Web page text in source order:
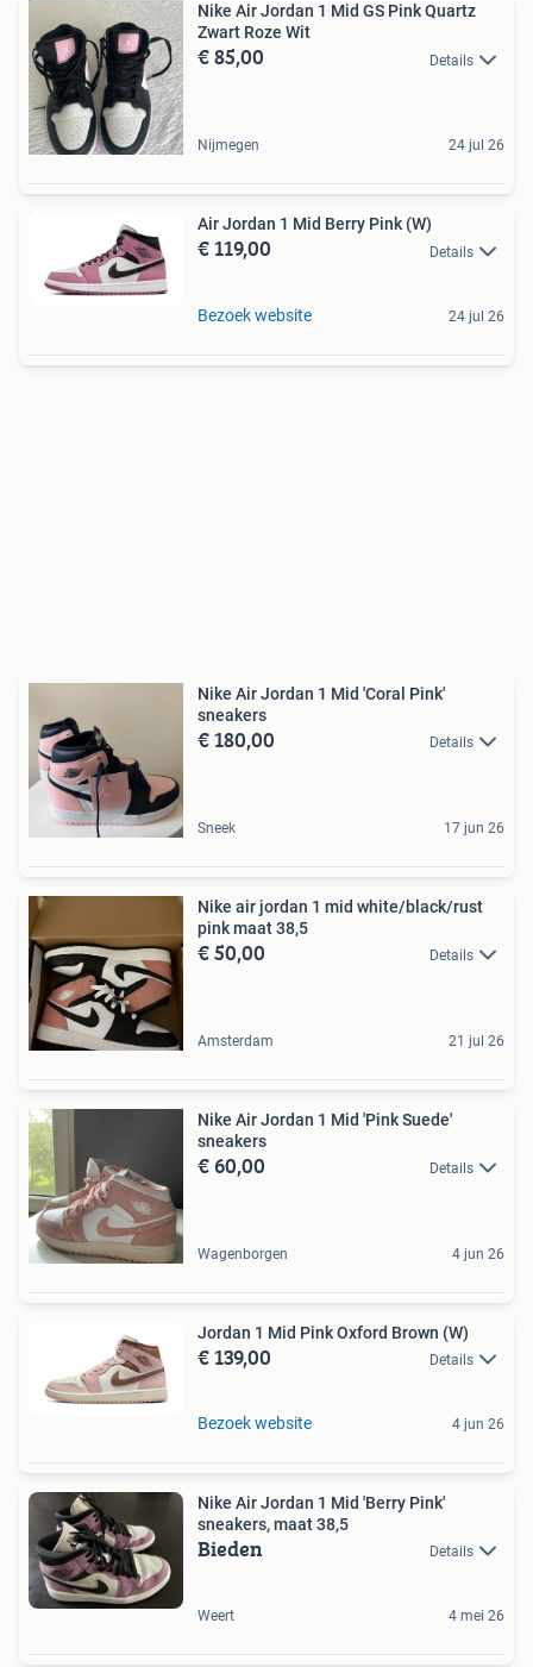
Nike Air Jordan 1 Mid GS Pink Quartz
Zwart Roze Wit
€ 85,00 Details
Nijmegen 24 jul 26
Air Jordan 1 Mid Berry Pink (W)
€ 119,00 Details
Bezoek website 24 jul 26
Nike Air Jordan 1 Mid 'Coral Pink'
sneakers
€ 180,00 Details
Sneek 17 jun 26
Nike air jordan 1 mid white/black/rust
pink maat 38,5
€ 50,00 Details
Amsterdam 21 jul 26
Nike Air Jordan 1 Mid 'Pink Suede'
sneakers
€ 60,00 Details
Wagenborgen 4 jun 26
Jordan 1 Mid Pink Oxford Brown (W)
€ 139,00 Details
Bezoek website 4 jun 26
Nike Air Jordan 1 Mid 'Berry Pink'
sneakers, maat 38,5
Bieden Details
Weert 4 mei 26